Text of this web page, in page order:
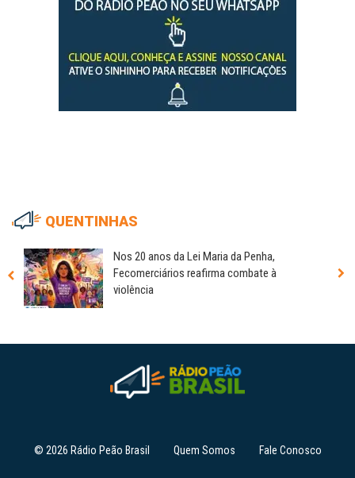
QUENTINHAS
Nos 20 anos da Lei Maria da Penha,
Fecomerciários reafirma combate à
violência
© 2026 Rádio Peão Brasil Quem Somos Fale Conosco